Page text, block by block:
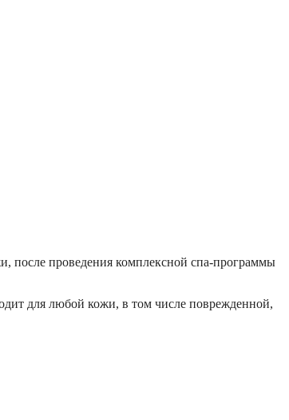
после проведения комплексной спа-программы
для любой кожи, в том числе поврежденной,